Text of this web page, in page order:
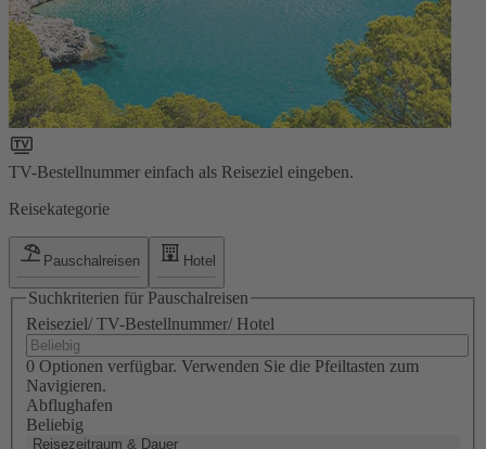
TV-Bestellnummer einfach als Reiseziel eingeben.
Reisekategorie
Pauschalreisen Hotel
Suchkriterien für Pauschalreisen
Reiseziel/ TV-Bestellnummer/ Hotel
0 Optionen verfügbar. Verwenden Sie die Pfeiltasten zum
Navigieren.
Abflughafen
Beliebig
Reisezeitraum & Dauer